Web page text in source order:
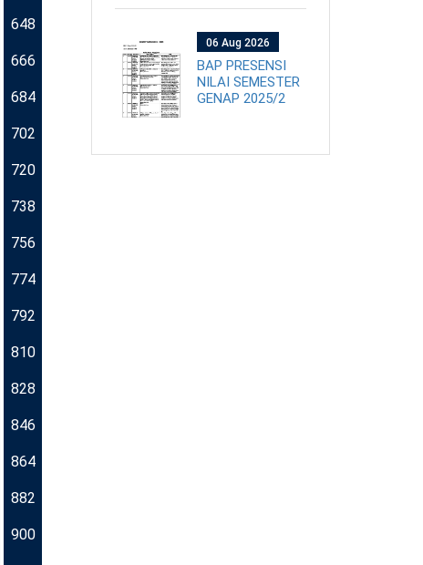
648
666
684
702
720
738
756
774
792
810
828
846
864
882
900
06 Aug 2026
BAP PRESENSI
NILAI SEMESTER
GENAP 2025/2